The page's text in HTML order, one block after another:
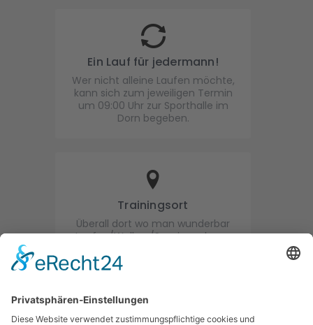
Ein Lauf für jedermann!
Wer nicht alleine Laufen möchte,
kann sich zum jeweiligen Termin
um 09:00 Uhr zur Sporthalle im
Dorn begeben.
Trainingsort
Überall dort wo man wunderbar
Laufen/Walken/Spazieren kann.